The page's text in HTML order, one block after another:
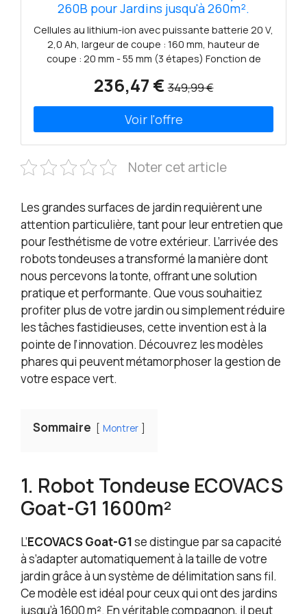
260B pour Jardins jusqu'à 260m².
Cellules au lithium-ion avec puissante batterie 20 V,
2,0 Ah, largeur de coupe : 160 mm, hauteur de
coupe : 20 mm - 55 mm (3 étapes) Fonction de
bien rangé Utilisation facile, contrôle Bluetooth et
permettre une utilisation très facile lors du réglage
de l'heure. Pour un jardin plus sain : grâce au
système de paillage pratique, les brins d'herbe
sont tondus paillis par paillis et répartis sur la
pelouse afin qu'ils puissent rester en place comme
236,47 € 349,99 €
Noter cet article
Les grandes surfaces de jardin requièrent une
attention particulière, tant pour leur entretien que
pour l’esthétisme de votre extérieur. L’arrivée des
robots tondeuses a transformé la manière dont
nous percevons la tonte, offrant une solution
pratique et performante. Que vous souhaitiez
profiter plus de votre jardin ou simplement réduire
les tâches fastidieuses, cette invention est à la
pointe de l’innovation. Découvrez les modèles
phares qui peuvent métamorphoser la gestion de
votre espace vert.
Sommaire Montrer
1. Robot Tondeuse ECOVACS
Goat-G1 1600m²
L’ECOVACS Goat-G1se distingue par sa capacité
à s’adapter automatiquement à la taille de votre
jardin grâce à un système de délimitation sans fil.
Ce modèle est idéal pour ceux qui ont des jardins
jusqu’à 1600 m². En véritable compagnon, il peut